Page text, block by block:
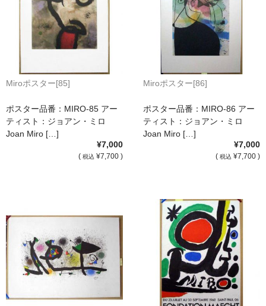
Miroポスター[85]
ポスター品番：MIRO-85 アー
ティスト：ジョアン・ミロ
Joan Miro […]
¥7,000
( 税込 ¥7,700 )
Miroポスター[86]
ポスター品番：MIRO-86 アー
ティスト：ジョアン・ミロ
Joan Miro […]
¥7,000
( 税込 ¥7,700 )